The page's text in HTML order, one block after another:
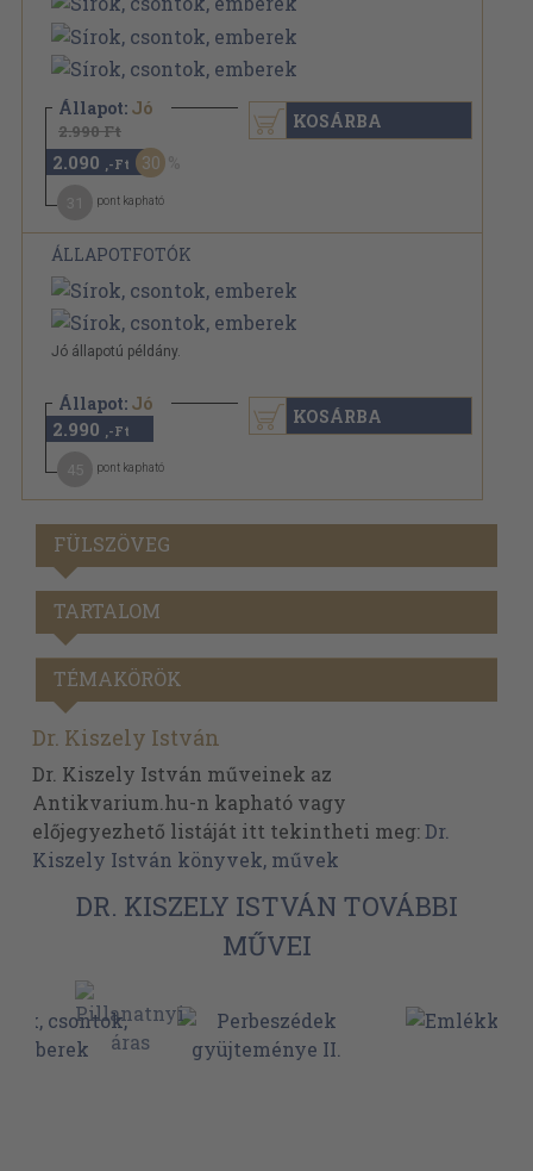
Állapot: Jó
2.990 Ft
2.090 ,-Ft 30
pont kapható
KOSÁRBA
ÁLLAPOTFOTÓK
Jó állapotú példány.
Állapot: Jó
2.990 ,-Ft
pont kapható
KOSÁRBA
FÜLSZÖVEG
TARTALOM
TÉMAKÖRÖK
Dr. Kiszely István
Dr. Kiszely István műveinek az
Antikvarium.hu-n kapható vagy
előjegyezhető listáját itt tekintheti meg:Dr.
Kiszely István könyvek, művek
DR. KISZELY ISTVÁN TOVÁBBI
MŰVEI